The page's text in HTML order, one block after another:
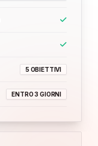
5 OBIETTIVI
ENTRO 3 GIORNI